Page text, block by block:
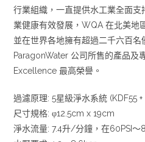
行業組織，一直提供水工業全面
業健康有效發展，WQA 在北美地
並在世界各地擁有超過二千六百名
ParagonWater 公司所售的產品及
Excellence 最高榮譽。
過濾原理: 5星級淨水系統 (KDF55 +
尺寸規格: φ12.5cm x 19cm
淨水流量: 7.4升/分鐘，在60PSI〜